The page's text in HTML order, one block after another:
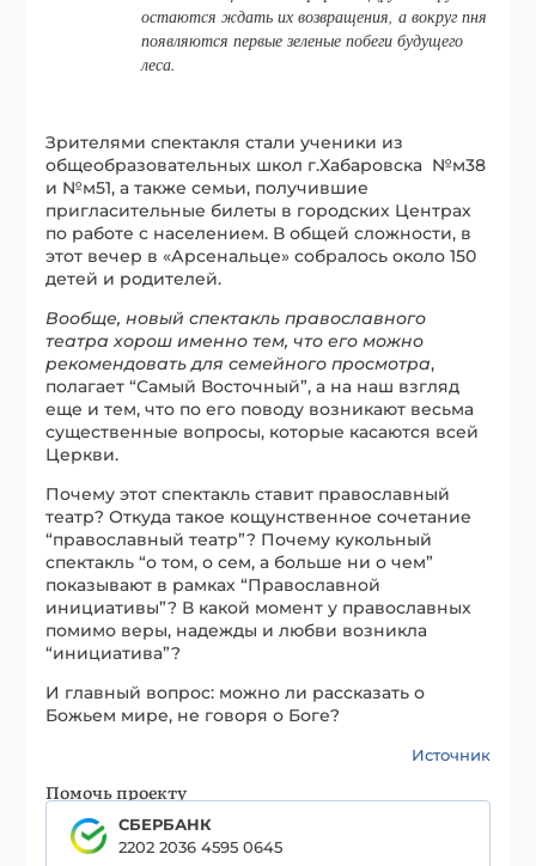
остаются ждать их возвращения, а вокруг пня
появляются первые зеленые побеги будущего
леса.
Зрителями спектакля стали ученики из
общеобразовательных школ г.Хабаровска №м38
и №м51, а также семьи, получившие
пригласительные билеты в городских Центрах
по работе с населением. В общей сложности, в
этот вечер в «Арсенальце» собралось около 150
детей и родителей.
Вообще, новый спектакль православного
театра хорош именно тем, что его можно
рекомендовать для семейного просмотра,
полагает “Самый Восточный”, а на наш взгляд
еще и тем, что по его поводу возникают весьма
существенные вопросы, которые касаются всей
Церкви.
Почему этот спектакль ставит православный
театр? Откуда такое кощунственное сочетание
“православный театр”? Почему кукольный
спектакль “о том, о сем, а больше ни о чем”
показывают в рамках “Православной
инициативы”? В какой момент у православных
помимо веры, надежды и любви возникла
“инициатива”?
И главный вопрос: можно ли рассказать о
Божьем мире, не говоря о Боге?
Источник
Помочь проекту
СБЕРБАНК
2202 2036 4595 0645